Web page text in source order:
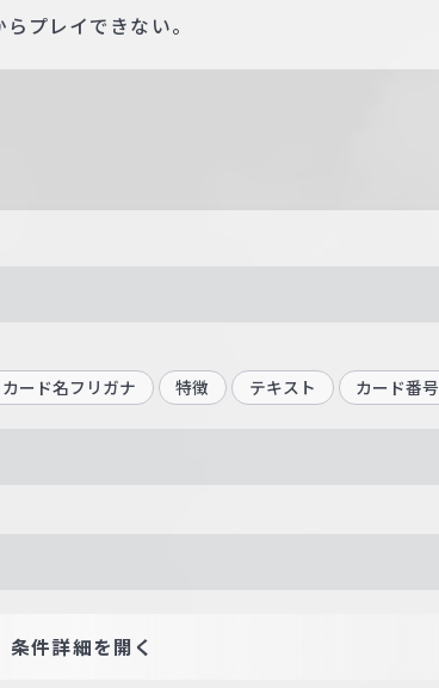
プレイできない。
カード名フリガナ 特徴 テキスト カード番号
条件詳細を開く